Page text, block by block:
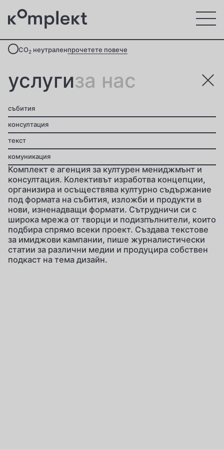
CO2 неутраленпрочетете повече
услугиза нас
събития
консултация
текст
комуникация
Комплект е агенция за културен мениджмънт и
консултация. Колективът изработва концепции,
организира и осъществява културно съдържание
под формата на събития, изложби и продукти в
нови, изненадващи формати. Сътрудничи си с
широка мрежа от творци и подизпълнители, които
подбира спрямо всеки проект. Създава текстове
за имиджови кампании, пише журналистически
статии за различни медии и продуцира собствен
подкаст на тема дизайн.